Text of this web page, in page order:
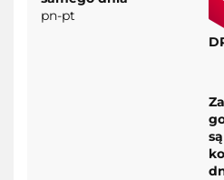
pn-pt